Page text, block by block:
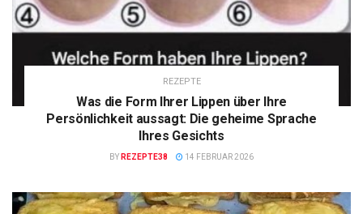
REZEPTE
Was die Form Ihrer Lippen über Ihre
Persönlichkeit aussagt: Die geheime Sprache
Ihres Gesichts
BY REZEPTE38 14 FEBRUAR 2026